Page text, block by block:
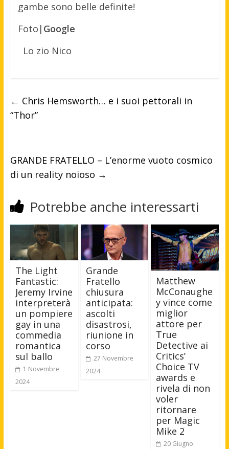
gambe sono belle definite!
Foto| Google
Lo zio Nico
← Chris Hemsworth… e i suoi pettorali in
“Thor”
GRANDE FRATELLO – L’enorme vuoto cosmico
di un reality noioso →
Potrebbe anche interessarti
The Light
Fantastic:
Jeremy Irvine
interpreterà
un pompiere
gay in una
commedia
romantica
sul ballo
1 Novembre
2024
Grande
Fratello
chiusura
anticipata:
ascolti
disastrosi,
riunione in
corso
27 Novembre
2024
Matthew
McConaughe
y vince come
miglior
attore per
True
Detective ai
Critics’
Choice TV
awards e
rivela di non
voler
ritornare
per Magic
Mike 2
20 Giugno